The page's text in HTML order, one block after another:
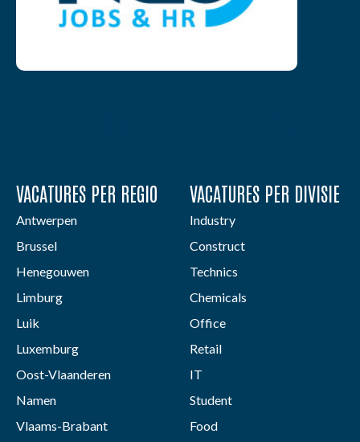
VACATURES PER REGIO
Antwerpen
Brussel
Henegouwen
Limburg
Luik
Luxemburg
Oost-Vlaanderen
Namen
Vlaams-Brabant
VACATURES PER DIVISIE
Industry
Construct
Technics
Chemicals
Office
Retail
IT
Student
Food